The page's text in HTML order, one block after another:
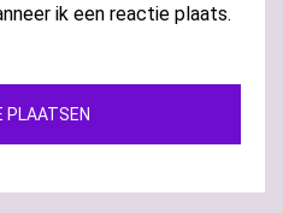
ik een reactie plaats.